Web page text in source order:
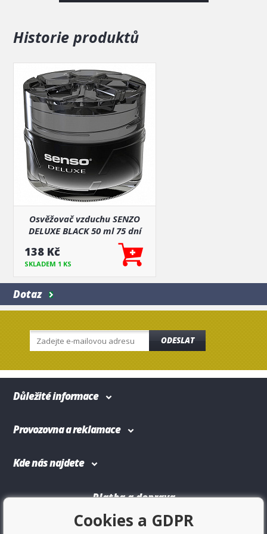
Historie produktů
Osvěžovač vzduchu SENZO
DELUXE BLACK 50 ml 75 dní
138 Kč
SKLADEM 1 KS
Dotaz
ODESLAT
Důležité informace
Provozovna a reklamace
Kde nás najdete
Platba a doprava
Cookies a GDPR